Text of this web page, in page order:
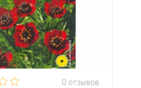
0 отзывов